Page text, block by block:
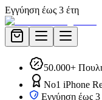
Εγγύηση έως 3 έτη
50.000+
No1 iPhone
Εγγύηση έως 3